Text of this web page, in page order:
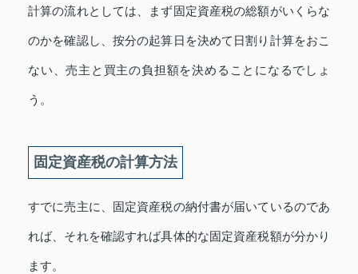
計算の流れとしては、まず固定資産税の総額がいくらな
のかを確認し、按分の起算日を決めて日割り計算をおこ
ない、売主と買主の負担額を決めることになるでしょ
う。
固定資産税の計算方法
すでに売主に、固定資産税の納付書が届いているのであ
れば、それを確認すれば具体的な固定資産税額が分かり
ます。